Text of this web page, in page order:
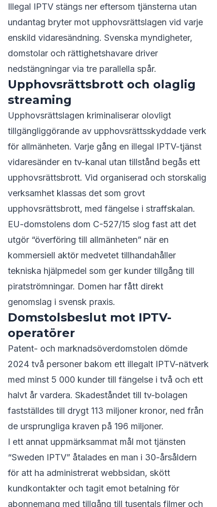
Illegal IPTV stängs ner eftersom tjänsterna utan
undantag bryter mot upphovsrättslagen vid varje
enskild vidaresändning. Svenska myndigheter,
domstolar och rättighetshavare driver
nedstängningar via tre parallella spår.
Upphovsrättsbrott och olaglig
streaming
Upphovsrättslagen kriminaliserar olovligt
tillgängliggörande av upphovsrättsskyddade verk
för allmänheten. Varje gång en illegal IPTV-tjänst
vidaresänder en tv-kanal utan tillstånd begås ett
upphovsrättsbrott. Vid organiserad och storskalig
verksamhet klassas det som grovt
upphovsrättsbrott, med fängelse i straffskalan.
EU-domstolens dom C-527/15 slog fast att det
utgör “överföring till allmänheten” när en
kommersiell aktör medvetet tillhandahåller
tekniska hjälpmedel som ger kunder tillgång till
piratströmningar. Domen har fått direkt
genomslag i svensk praxis.
Domstolsbeslut mot IPTV-
operatörer
Patent- och marknadsöverdomstolen dömde
2024 två personer bakom ett illegalt IPTV-nätverk
med minst 5 000 kunder till fängelse i två och ett
halvt år vardera. Skadeståndet till tv-bolagen
fastställdes till drygt 113 miljoner kronor, ned från
de ursprungliga kraven på 196 miljoner.
I ett annat uppmärksammat mål mot tjänsten
“Sweden IPTV” åtalades en man i 30-årsåldern
för att ha administrerat webbsidan, skött
kundkontakter och tagit emot betalning för
abonnemang med tillgång till tusentals filmer och